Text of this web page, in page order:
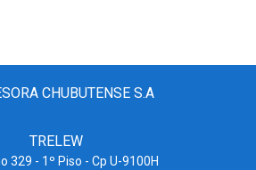
CHUBUTENSE S.A
TRELEW
329 - 1º Piso - Cp U-9100H